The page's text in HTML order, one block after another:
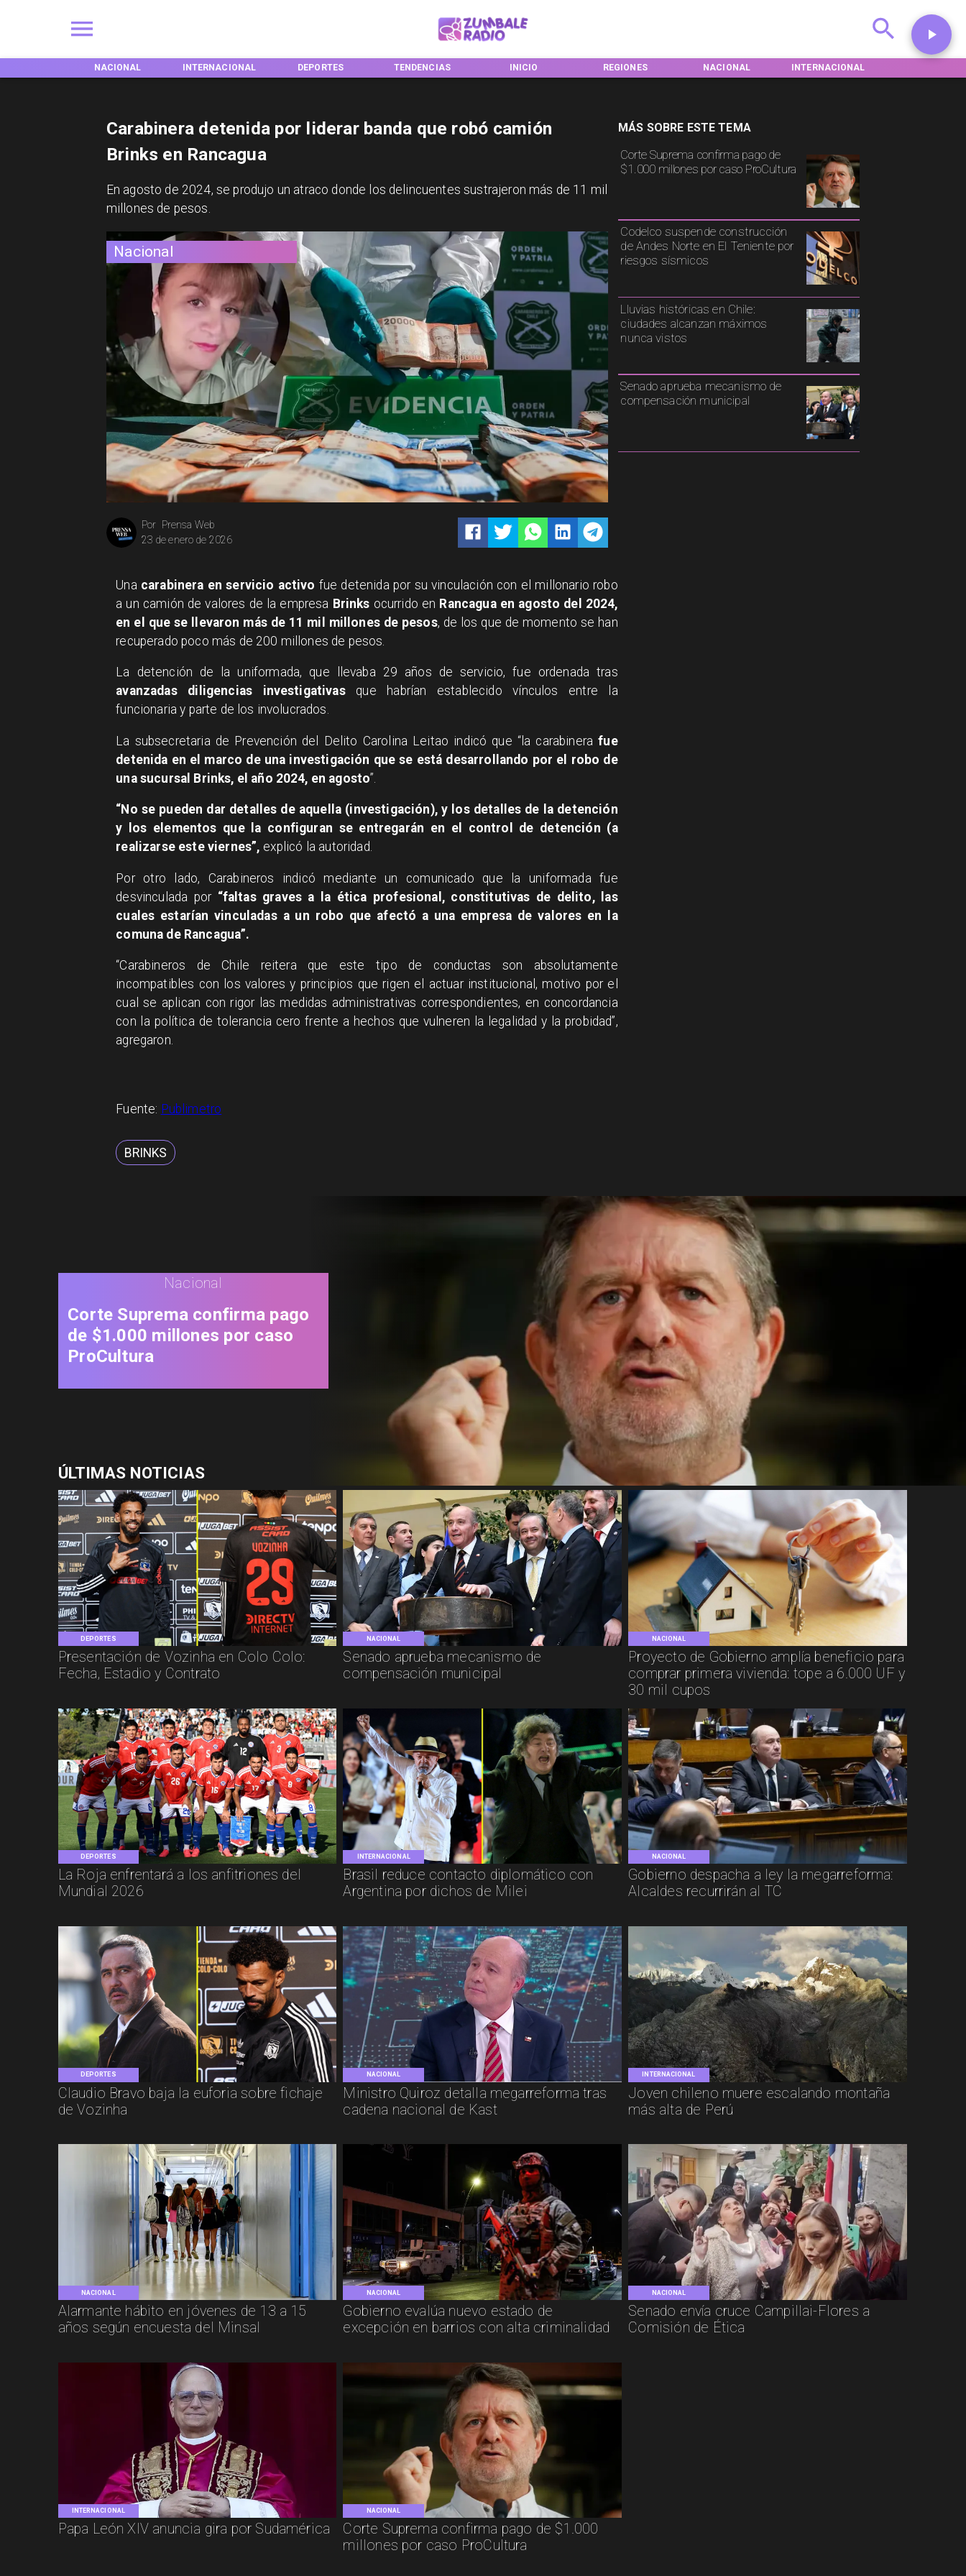
NACIONAL INTERNACIONAL DEPORTES TENDENCIAS INICIO REGIONES NACIONAL INTERNACIONAL
Nacional
Prensa Web
Por
23 de enero de 2026
Corte Suprema confirma pago de
$1.000 millones por caso ProCultura
Codelco suspende construcción
de Andes Norte en El Teniente por
riesgos sísmicos
Lluvias históricas en Chile:
ciudades alcanzan máximos
nunca vistos
Senado aprueba mecanismo de
compensación municipal
MÁS SOBRE ESTE TEMA
Carabinera detenida por liderar banda que robó camión
Brinks en Rancagua
En agosto de 2024, se produjo un atraco donde los delincuentes sustrajeron más de 11 mil
millones de pesos.
Una carabinera en servicio activo fue detenida por su vinculación con el millonario robo
a un camión de valores de la empresa Brinks ocurrido en Rancagua en agosto del 2024,
en el que se llevaron más de 11 mil millones de pesos, de los que de momento se han
recuperado poco más de 200 millones de pesos.
La detención de la uniformada, que llevaba 29 años de servicio, fue ordenada tras
avanzadas diligencias investigativasque habrían establecido vínculos entre la
funcionaria y parte de los involucrados.
La subsecretaria de Prevención del Delito Carolina Leitao indicó que “la carabinerafue
detenida en el marco de una investigación que se está desarrollando por el robo de
una sucursal Brinks, el año 2024, en agosto”.
“No se pueden dar detalles de aquella (investigación), y los detalles de la detención
y los elementos que la configuran se entregarán en el control de detención (a
realizarse este viernes”, explicó la autoridad.
Por otro lado, Carabineros indicó mediante un comunicado que la uniformada fue
desvinculada por “faltas graves a la ética profesional, constitutivas de delito, las
cuales estarían vinculadas a un robo que afectó a una empresa de valores en la
comuna de Rancagua”.
“Carabineros de Chile reitera que este tipo de conductas son absolutamente
incompatibles con los valores y principios que rigen el actuar institucional, motivo por el
cual se aplican con rigor las medidas administrativas correspondientes, en concordancia
con la política de tolerancia cero frente a hechos que vulneren la legalidad y la probidad”,
agregaron.
Fuente: Publimetro
BRINKS
DEPORTES
Presentación de Vozinha en Colo Colo:
Fecha, Estadio y Contrato
NACIONAL
Senado aprueba mecanismo de
compensación municipal
NACIONAL
Proyecto de Gobierno amplía beneficio para
comprar primera vivienda: tope a 6.000 UF y
30 mil cupos
DEPORTES
La Roja enfrentará a los anfitriones del
Mundial 2026
INTERNACIONAL
Brasil reduce contacto diplomático con
Argentina por dichos de Milei
NACIONAL
Gobierno despacha a ley la megarreforma:
Alcaldes recurrirán al TC
DEPORTES
Claudio Bravo baja la euforia sobre fichaje
de Vozinha
NACIONAL
Ministro Quiroz detalla megarreforma tras
cadena nacional de Kast
INTERNACIONAL
Joven chileno muere escalando montaña
más alta de Perú
NACIONAL
Alarmante hábito en jóvenes de 13 a 15
años según encuesta del Minsal
NACIONAL
Gobierno evalúa nuevo estado de
excepción en barrios con alta criminalidad
NACIONAL
Senado envía cruce Campillai-Flores a
Comisión de Ética
INTERNACIONAL
Papa León XIV anuncia gira por Sudamérica
NACIONAL
Corte Suprema confirma pago de $1.000
millones por caso ProCultura
Nacional
Corte Suprema confirma pago
de $1.000 millones por caso
ProCultura
ÚLTIMAS NOTICIAS